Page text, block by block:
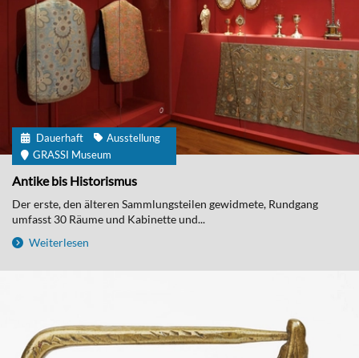
Dauerhaft
Ausstellung
GRASSI Museum
Antike bis Historismus
Der erste, den älteren Sammlungsteilen gewidmete, Rundgang
umfasst 30 Räume und Kabinette und...
Weiterlesen